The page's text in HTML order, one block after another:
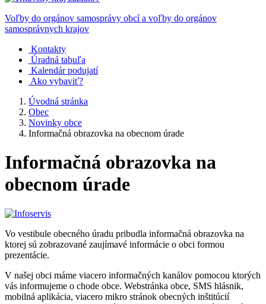
Voľby do orgánov samosprávy obcí a voľby do orgánov
samosprávnych krajov
Kontakty
Úradná tabuľa
Kalendár podujatí
Ako vybaviť?
Úvodná stránka
Obec
Novinky obce
Informačná obrazovka na obecnom úrade
Informačná obrazovka na
obecnom úrade
Vo vestibule obecného úradu pribudla informačná obrazovka na
ktorej sú zobrazované zaujímavé informácie o obci formou
prezentácie.
V našej obci máme viacero informačných kanálov pomocou ktorých
vás informujeme o chode obce. Webstránka obce, SMS hlásnik,
mobilná aplikácia, viacero mikro stránok obecných inštitúcií